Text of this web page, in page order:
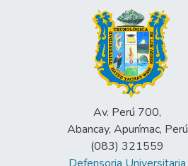
Av. Perú 700,
Abancay, Apurímac, Perú
(083) 321559